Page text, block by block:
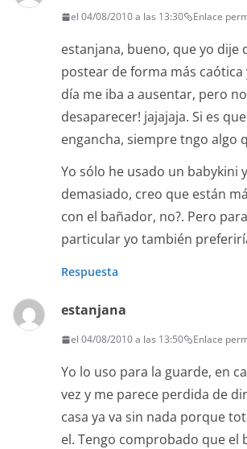
el 04/08/2010 a las 13:30 Enlace
estanjana, bueno, que yo dije
postear de forma más caótica
día me iba a ausentar, pero
desaparecer! jajajaja. Si es
engancha, siempre tngo algo
Yo sólo he usado un babykini
demasiado, creo que están
con el bañador, no?. Pero
particular yo también
Respuesta
estanjana
el 04/08/2010 a las 13:50 Enlace
Yo lo uso para la guarde, en
vez y me parece perdida de
casa ya va sin nada porque
el. Tengo comprobado que el